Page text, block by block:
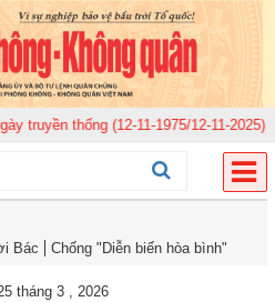
thống (12-11-1975/12-11-2025) Ủy
Bác Chống "Diễn biến hòa bình"
tháng 3 , 2026